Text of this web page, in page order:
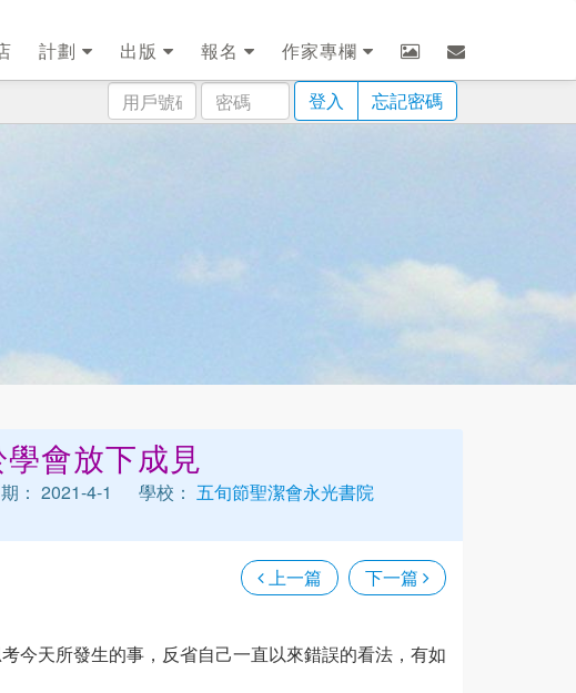
計劃 出版 報名
作家專欄
用
戶
密
碼
登入 忘記密碼
會放下成見
： 2021-4-1 學校： 五旬節聖潔會永光書院
上一篇 下一篇
今天所發生的事，反省自己一直以來錯誤的看法，有如